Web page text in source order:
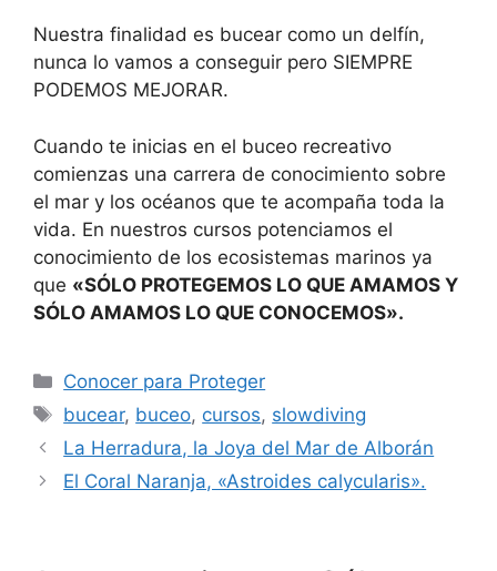
Nuestra finalidad es bucear como un delfín,
nunca lo vamos a conseguir pero SIEMPRE
PODEMOS MEJORAR.
Cuando te inicias en el buceo recreativo
comienzas una carrera de conocimiento sobre
el mar y los océanos que te acompaña toda la
vida. En nuestros cursos potenciamos el
conocimiento de los ecosistemas marinos ya
que «SÓLO PROTEGEMOS LO QUE AMAMOS Y
SÓLO AMAMOS LO QUE CONOCEMOS».
Categorías
Conocer para Proteger
Etiquetas
bucear, buceo, cursos, slowdiving
La Herradura, la Joya del Mar de Alborán
El Coral Naranja, «Astroides calycularis».